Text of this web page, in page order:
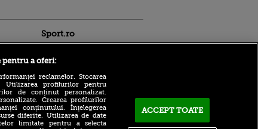
Sport.ro
Marius Șumudică ajunge la
Cluj în această seară!
Contractul pregătit de
pentru a oferi:
reclamelor. Stocarea
Utilizarea profilurilor pentru
de conținut personalizat.
Crearea profilurilor
conținutului. Înțelegerea
diferite. Utilizarea de date
limitate pentru a selecta
ACCEPT TOATE